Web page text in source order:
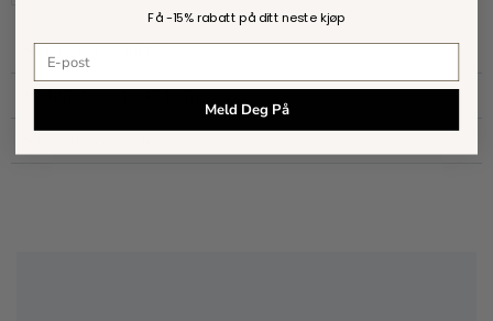
Mer om produktet
Størrelse og passform
Få -15% rabattpå ditt neste kjøp
E-postadresse
Meld Deg På